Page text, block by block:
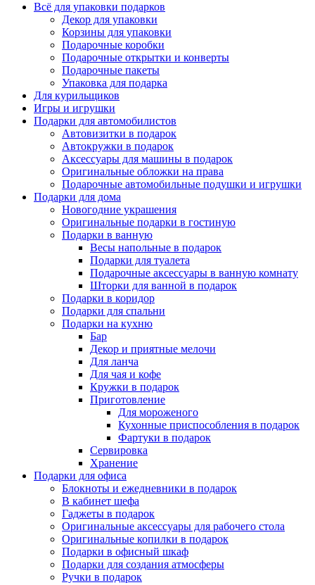
Всё для упаковки подарков
Декор для упаковки
Корзины для упаковки
Подарочные коробки
Подарочные открытки и конверты
Подарочные пакеты
Упаковка для подарка
Для курильщиков
Игры и игрушки
Подарки для автомобилистов
Автовизитки в подарок
Автокружки в подарок
Аксессуары для машины в подарок
Оригинальные обложки на права
Подарочные автомобильные подушки и игрушки
Подарки для дома
Новогодние украшения
Оригинальные подарки в гостиную
Подарки в ванную
Весы напольные в подарок
Подарки для туалета
Подарочные аксессуары в ванную комнату
Шторки для ванной в подарок
Подарки в коридор
Подарки для спальни
Подарки на кухню
Бар
Декор и приятные мелочи
Для ланча
Для чая и кофе
Кружки в подарок
Приготовление
Для мороженого
Кухонные приспособления в подарок
Фартуки в подарок
Сервировка
Хранение
Подарки для офиса
Блокноты и ежедневники в подарок
В кабинет шефа
Гаджеты в подарок
Оригинальные аксессуары для рабочего стола
Оригинальные копилки в подарок
Подарки в офисный шкаф
Подарки для создания атмосферы
Ручки в подарок